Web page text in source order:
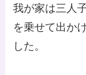
我が家は三人
を乗せて出か
した。